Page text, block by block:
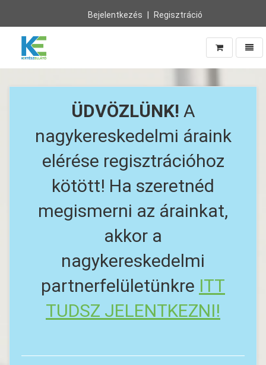
Bejelentkezés Regisztráció
Vissza
ÜDVÖZLÜNK! A
nagykereskedelmi áraink
elérése regisztrációhoz
kötött! Ha szeretnéd
megismerni az árainkat,
akkor a
nagykereskedelmi
partnerfelületünkre ITT
TUDSZ JELENTKEZNI!